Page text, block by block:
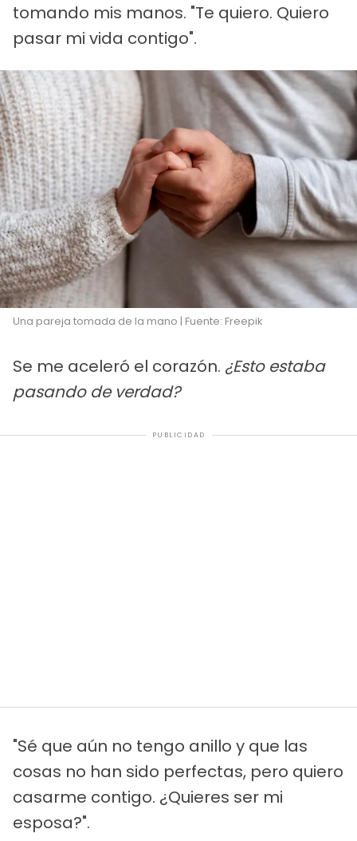
tomando mis manos. "Te quiero. Quiero
pasar mi vida contigo".
Una pareja tomada de la mano | Fuente: Freepik
Se me aceleró el corazón. ¿Esto estaba
pasando de verdad?
PUBLICIDAD
"Sé que aún no tengo anillo y que las
cosas no han sido perfectas, pero quiero
casarme contigo. ¿Quieres ser mi
esposa?".